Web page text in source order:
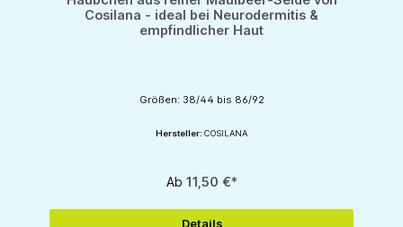
Cosilana - ideal bei Neurodermitis &
empfindlicher Haut
Größen: 38/44 bis 86/92
Hersteller: COSILANA
Ab 11,50 €*
Details